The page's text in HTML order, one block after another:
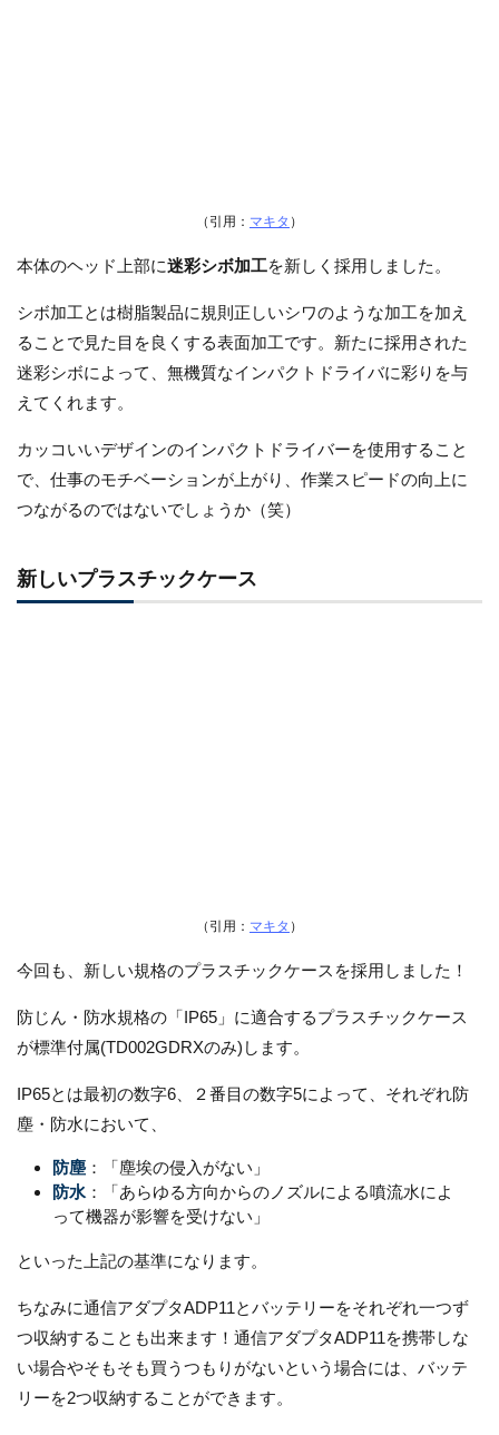
（引用： マキタ ）
本体のヘッド上部に迷彩シボ加工を新しく採用しました。
シボ加工とは樹脂製品に規則正しいシワのような加工を加え
ることで見た目を良くする表面加工です。新たに採用された
迷彩シボによって、無機質なインパクトドライバに彩りを与
えてくれます。
カッコいいデザインのインパクトドライバーを使用すること
で、仕事のモチベーションが上がり、作業スピードの向上に
つながるのではないでしょうか（笑）
新しいプラスチックケース
（引用： マキタ ）
今回も、新しい規格のプラスチックケースを採用しました！
防じん・防水規格の「IP65」に適合するプラスチックケース
が標準付属(TD002GDRXのみ)します。
IP65とは最初の数字6、２番目の数字5によって、それぞれ防
塵・防水において、
防塵：「塵埃の侵入がない」
防水：「あらゆる方向からのノズルによる噴流水によ
って機器が影響を受けない」
といった上記の基準になります。
ちなみに通信アダプタADP11とバッテリーをそれぞれ一つず
つ収納することも出来ます！通信アダプタADP11を携帯しな
い場合やそもそも買うつもりがないという場合には、バッテ
リーを2つ収納することができます。